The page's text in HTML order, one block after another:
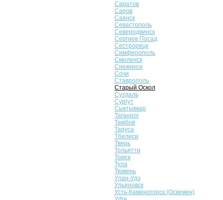
Саратов
Саров
Саянск
Севастополь
Северодвинск
Сергиев Посад
Сестрорецк
Симферополь
Смоленск
Снежинск
Сочи
Ставрополь
Старый Оскол
Суздаль
Сургут
Сыктывкар
Таганрог
Тамбов
Таруса
Тбилиси
Тверь
Тольятти
Томск
Тула
Тюмень
Улан-Удэ
Ульяновск
Усть-Каменогорск (Оскемен)